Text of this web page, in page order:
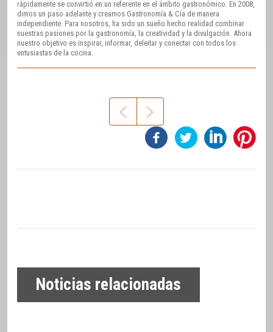
rápidamente se convirtió en un referente en el ámbito gastronómico. En 2008,
dimos un paso adelante y creamos Gastronomía & Cía de manera
independiente. Para nosotros, ha sido un sueño hecho realidad combinar
nuestras pasiones por la gastronomía, la creatividad y la divulgación. Ahora
nuestro objetivo es inspirar, informar, deleitar y conectar con todos los
entusiastas de la cocina.
Noticias relacionadas